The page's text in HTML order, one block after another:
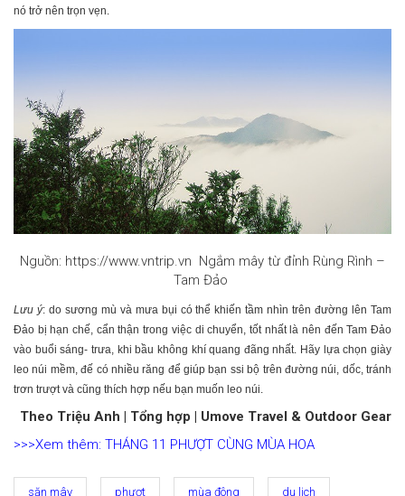
nó trở nên trọn vẹn.
Nguồn: https://www.vntrip.vn Ngắm mây từ đỉnh Rùng Rình –
Tam Đảo
Lưu ý: do sương mù và mưa bụi có thể khiến tầm nhìn trên đường lên Tam
Đảo bị hạn chế, cẩn thận trong việc di chuyển, tốt nhất là nên đến Tam Đảo
vào buổi sáng- trưa, khi bầu không khí quang đãng nhất. Hãy lựa chọn giày
leo núi mềm, đế có nhiều răng để giúp bạn ssi bộ trên đường núi, dốc, tránh
trơn trượt và cũng thích hợp nếu bạn muốn leo núi.
Theo Triệu Anh | Tổng hợp | Umove Travel & Outdoor Gear
>>>Xem thêm: THÁNG 11 PHƯỢT CÙNG MÙA HOA
săn mây phượt mùa đông du lịch